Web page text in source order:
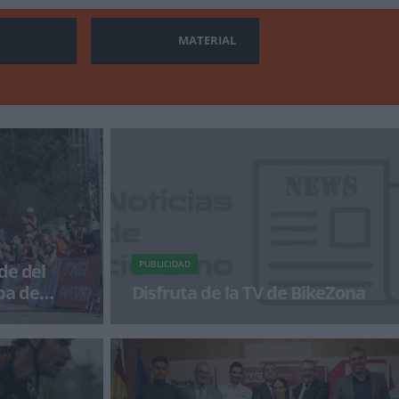
MATERIAL
del
de
de Europa
PUBLICIDAD
Disfruta de la TV de BikeZona